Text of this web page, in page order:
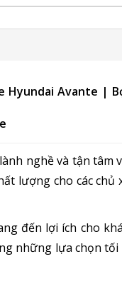
Hyundai Avante |
nghề và tận tâm
lượng cho các chủ
đến lợi ích cho
những lựa chọn